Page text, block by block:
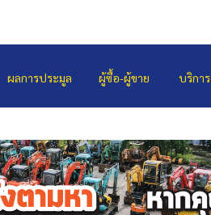
ผลการประมูล ผู้ซื้อ-ผู้ขาย บริการ